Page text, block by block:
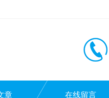
章 在线留言